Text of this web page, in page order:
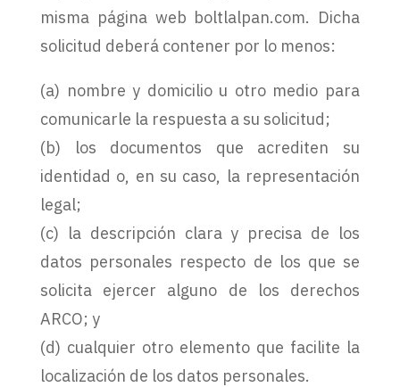
misma página web boltlalpan.com. Dicha
solicitud deberá contener por lo menos:
(a) nombre y domicilio u otro medio para
comunicarle la respuesta a su solicitud;
(b) los documentos que acrediten su
identidad o, en su caso, la representación
legal;
(c) la descripción clara y precisa de los
datos personales respecto de los que se
solicita ejercer alguno de los derechos
ARCO; y
(d) cualquier otro elemento que facilite la
localización de los datos personales.